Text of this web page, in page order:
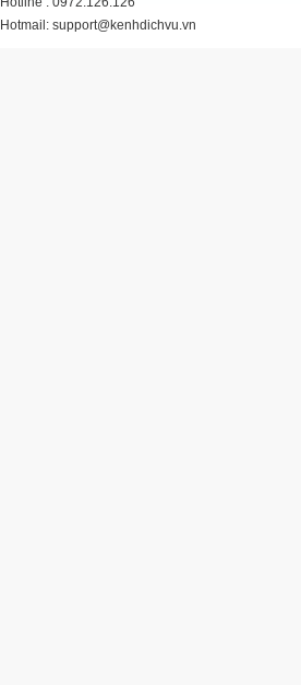
Hotmail: support@kenhdichvu.vn